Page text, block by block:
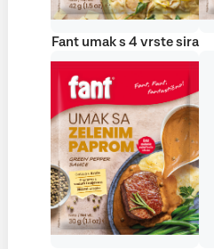
Fant umak s 4 vrste sira